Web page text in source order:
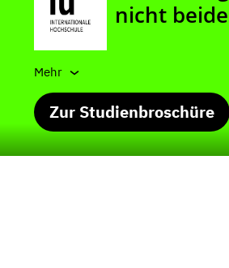
Mehr
Zur Studienbroschüre